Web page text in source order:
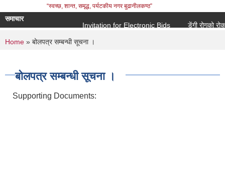
“स्वच्छ, शान्त, समृद्ध, पर्यटकीय नगर बुढानीलकण्ठ”
समाचार
Invitation for Electronic Bids
डेंगी रोगको
You are here
Home » बोलपत्र सम्बन्धी सूचना ।
बोलपत्र सम्बन्धी सूचना ।
Supporting Documents: